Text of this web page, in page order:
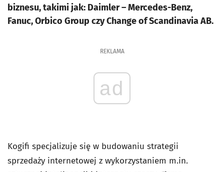
biznesu, takimi jak: Daimler – Mercedes-Benz,
Fanuc, Orbico Group czy Change of Scandinavia AB.
REKLAMA
ad
Kogifi specjalizuje się w budowaniu strategii
sprzedaży internetowej z wykorzystaniem m.in.